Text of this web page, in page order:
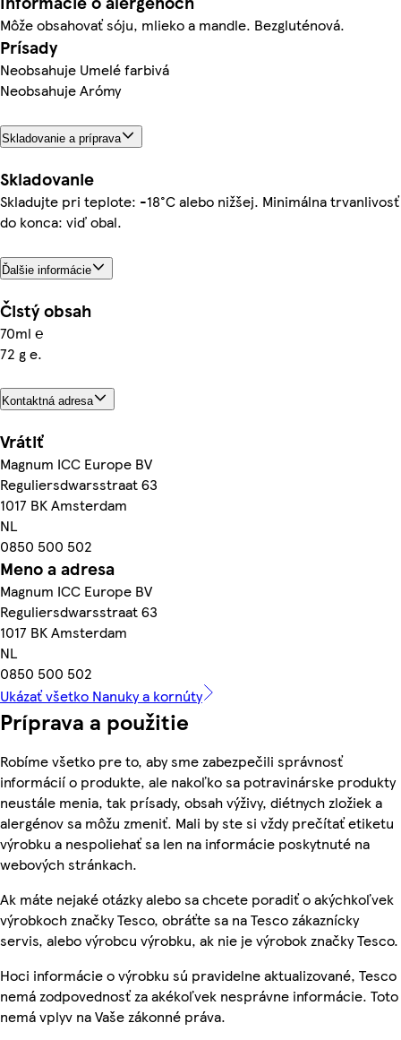
Môže obsahovať sóju, mlieko a mandle. Bezgluténová.
Prísady
Neobsahuje Umelé farbivá
Neobsahuje Arómy
Skladovanie a príprava
Skladovanie
Skladujte pri teplote: -18°C alebo nižšej. Minimálna trvanlivosť
do konca: viď obal.
Ďalšie informácie
Čistý obsah
70ml ℮
72 g e.
Kontaktná adresa
Vrátiť
Magnum ICC Europe BV
Reguliersdwarsstraat 63
1017 BK Amsterdam
NL
0850 500 502
Meno a adresa
Magnum ICC Europe BV
Reguliersdwarsstraat 63
1017 BK Amsterdam
NL
0850 500 502
Ukázať všetko Nanuky a kornúty
Príprava a použitie
Robíme všetko pre to, aby sme zabezpečili správnosť
informácií o produkte, ale nakoľko sa potravinárske produkty
neustále menia, tak prísady, obsah výživy, diétnych zložiek a
alergénov sa môžu zmeniť. Mali by ste si vždy prečítať etiketu
výrobku a nespoliehať sa len na informácie poskytnuté na
webových stránkach.
Ak máte nejaké otázky alebo sa chcete poradiť o akýchkoľvek
výrobkoch značky Tesco, obráťte sa na Tesco zákaznícky
servis, alebo výrobcu výrobku, ak nie je výrobok značky Tesco.
Hoci informácie o výrobku sú pravidelne aktualizované, Tesco
nemá zodpovednosť za akékoľvek nesprávne informácie. Toto
nemá vplyv na Vaše zákonné práva.